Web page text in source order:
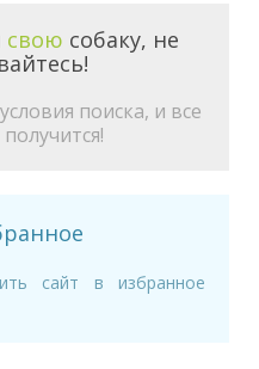
свою собаку, не
поиска, и все
сайт в избранное